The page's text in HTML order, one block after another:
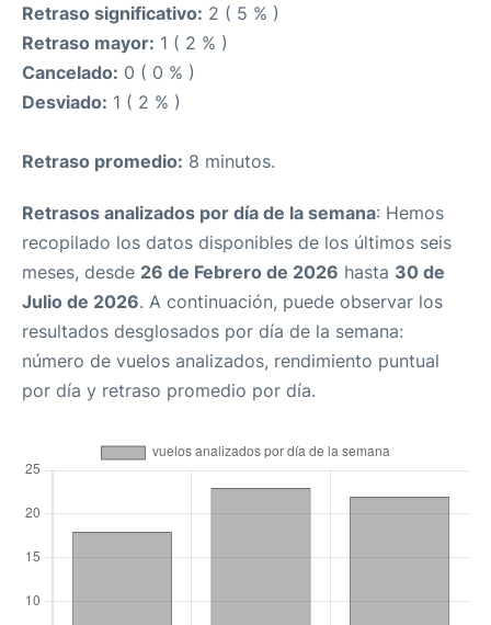
Retraso significativo: 2 ( 5 % )
Retraso mayor: 1 ( 2 % )
Cancelado: 0 ( 0 % )
Desviado: 1 ( 2 % )
Retraso promedio: 8 minutos.
Retrasos analizados por día de la semana: Hemos
recopilado los datos disponibles de los últimos seis
meses, desde 26 de Febrero de 2026 hasta 30 de
Julio de 2026. A continuación, puede observar los
resultados desglosados por día de la semana:
número de vuelos analizados, rendimiento puntual
por día y retraso promedio por día.